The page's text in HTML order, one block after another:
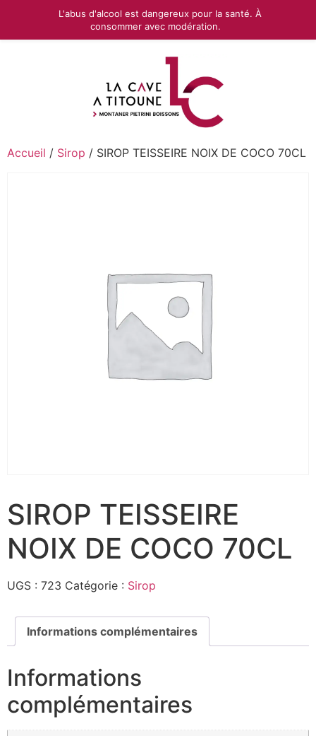
Accueil / Sirop / SIROP TEISSEIRE NOIX DE COCO 70CL
SIROP TEISSEIRE
NOIX DE COCO 70CL
UGS : 723 Catégorie : Sirop
Informations complémentaires
Informations
complémentaires
L'abus d'alcool est dangereux pour la santé. À
consommer avec modération.